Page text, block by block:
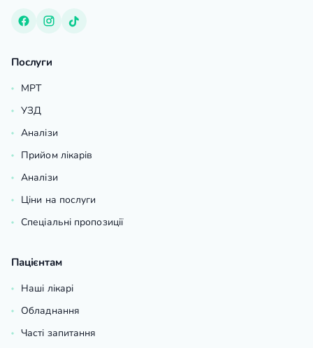
Послуги
МРТ
УЗД
Аналізи
Прийом лікарів
Аналізи
Ціни на послуги
Спеціальні пропозиції
Пацієнтам
Наші лікарі
Обладнання
Часті запитання